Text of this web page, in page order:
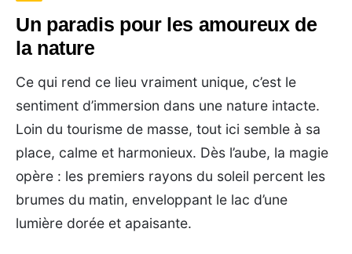
Un paradis pour les amoureux de
la nature
Ce qui rend ce lieu vraiment unique, c’est le
sentiment d’immersion dans une nature intacte.
Loin du tourisme de masse, tout ici semble à sa
place, calme et harmonieux. Dès l’aube, la magie
opère : les premiers rayons du soleil percent les
brumes du matin, enveloppant le lac d’une
lumière dorée et apaisante.